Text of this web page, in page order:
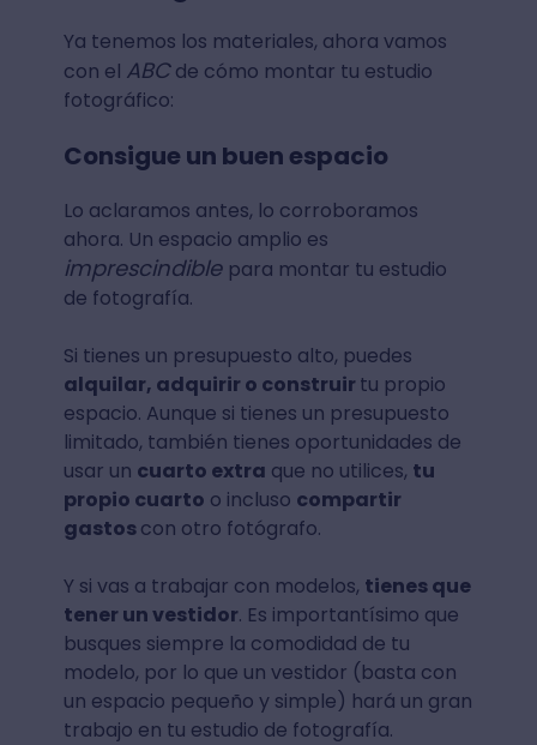
Ya tenemos los materiales, ahora vamos
con el ABCde cómo montar tu estudio
fotográfico:
Consigue un buen espacio
Lo aclaramos antes, lo corroboramos
ahora. Un espacio amplio es
imprescindible para montar tu estudio
de fotografía.
Si tienes un presupuesto alto, puedes
alquilar, adquirir o construir tu propio
espacio. Aunque si tienes un presupuesto
limitado, también tienes oportunidades de
usar un cuarto extra que no utilices, tu
propio cuarto o incluso compartir
gastoscon otro fotógrafo.
Y si vas a trabajar con modelos, tienes que
tener un vestidor. Es importantísimo que
busques siempre la comodidad de tu
modelo, por lo que un vestidor (basta con
un espacio pequeño y simple) hará un gran
trabajo en tu estudio de fotografía.